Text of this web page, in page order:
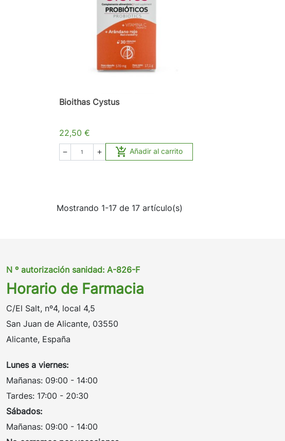
Bioithas Cystus
22,50 €
   Añadir al carrito
Mostrando 1-17 de 17 artículo(s)
N º autorización sanidad: A-826-F
Horario de Farmacia
C/El Salt, nº4, local 4,5
San Juan de Alicante, 03550
Alicante, España
Lunes a viernes:
Mañanas: 09:00 - 14:00
Tardes: 17:00 - 20:30
Sábados:
Mañanas: 09:00 - 14:00